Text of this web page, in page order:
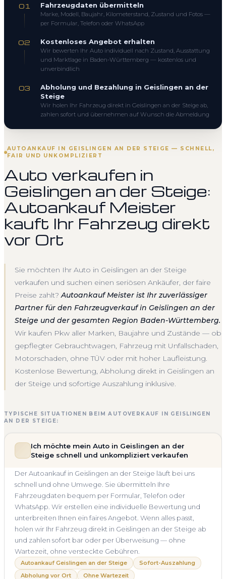
AUTOANKAUF IN GEISLINGEN AN DER STEIGE — SCHNELL,
FAIR UND UNKOMPLIZIERT
Auto verkaufen in
Geislingen an der Steige:
Autoankauf Meister
kauft Ihr Fahrzeug direkt
vor Ort
Sie möchten Ihr Auto in Geislingen an der Steige
verkaufen und suchen einen seriösen Ankäufer, der faire
Preise zahlt?Autoankauf Meister ist Ihr zuverlässiger
Partner für den Fahrzeugverkauf in Geislingen an der
Steige und der gesamten Region Baden-Württemberg.
Wir kaufen Pkw aller Marken, Baujahre und Zustände — ob
gepflegter Gebrauchtwagen, Fahrzeug mit Unfallschaden,
Motorschaden, ohne TÜV oder mit hoher Laufleistung.
Kostenlose Bewertung, Abholung direkt in Geislingen an
der Steige und sofortige Auszahlung inklusive.
TYPISCHE SITUATIONEN BEIM AUTOVERKAUF IN GEISLINGEN
AN DER STEIGE:
Ich möchte mein Auto in Geislingen an der
Steige schnell und unkompliziert verkaufen
Der Autoankauf in Geislingen an der Steige läuft bei uns
schnell und ohne Umwege. Sie übermitteln Ihre
Fahrzeugdaten bequem per Formular, Telefon oder
WhatsApp. Wir erstellen eine individuelle Bewertung und
unterbreiten Ihnen ein faires Angebot. Wenn alles passt,
holen wir Ihr Fahrzeug direkt in Geislingen an der Steige ab
und zahlen sofort bar oder per Überweisung — ohne
Wartezeit, ohne versteckte Gebühren.
Autoankauf Geislingen an der Steige
Sofort-Auszahlung
Abholung vor Ort
Ohne Wartezeit
01 Fahrzeugdaten übermitteln
Marke, Modell, Baujahr, Kilometerstand, Zustand und Fotos —
per Formular, Telefon oder WhatsApp
02 Kostenloses Angebot erhalten
Wir bewerten Ihr Auto individuell nach Zustand, Ausstattung
und Marktlage in Baden-Württemberg — kostenlos und
unverbindlich
03
Abholung und Bezahlung in Geislingen an der
Steige
Wir holen Ihr Fahrzeug direkt in Geislingen an der Steige ab,
zahlen sofort und übernehmen auf Wunsch die Abmeldung